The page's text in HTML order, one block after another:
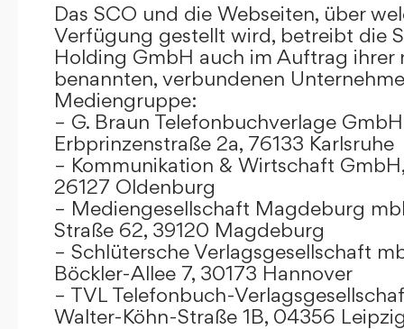
Das SCO und die Webseiten, über
Verfügung gestellt wird, betreibt die
Holding GmbH auch im Auftrag ihrer
benannten, verbundenen
Mediengruppe:
– G. Braun Telefonbuchverlage GmbH
Erbprinzenstraße 2a, 76133 Karlsruhe
– Kommunikation & Wirtschaft
26127 Oldenburg
– Mediengesellschaft Magdeburg
Straße 62, 39120 Magdeburg
– Schlütersche Verlagsgesellschaft
Böckler-Allee 7, 30173 Hannover
– TVL Telefonbuch-
Walter-Köhn-Straße 1B, 04356